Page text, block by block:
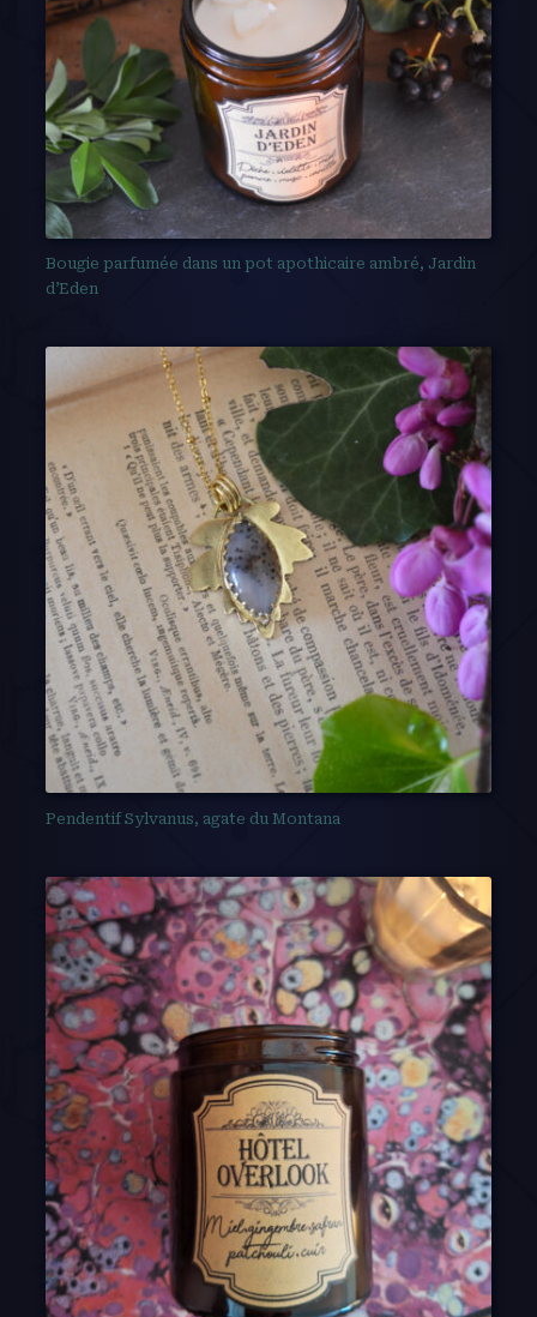
Bougie parfumée dans un pot apothicaire ambré, Jardin
d’Eden
Pendentif Sylvanus, agate du Montana